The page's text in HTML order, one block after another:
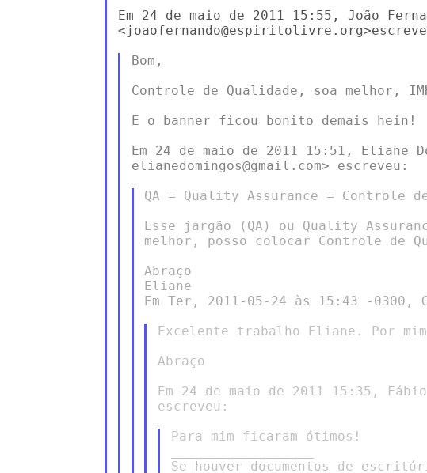
Em 24 de maio de 2011 15:55, João
Bom,
Controle de Qualidade, soa melhor,
E o banner ficou bonito demais hein!
Em 24 de maio de 2011 15:51, Eliane
elianedomingos@gmail.com> escreveu:
QA = Quality Assurance = Controle
Esse jargão (QA) ou Quality
melhor, posso colocar Controle de
Abraço
Eliane
Em Ter, 2011-05-24 às 15:43 -0300,
Excelente trabalho Eliane. Por
Abraço
Em 24 de maio de 2011 15:35,
escreveu:
Para mim ficaram ótimos!